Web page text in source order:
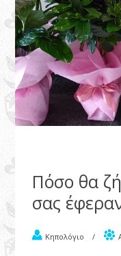
Πόσο θα
σας
Κηπολόγιο /